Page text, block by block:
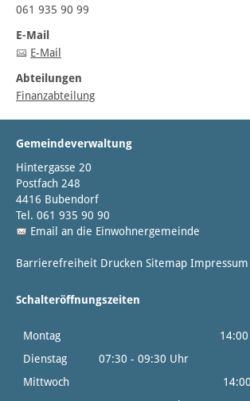
061 935 90 99
E-Mail
E-Mail
Abteilungen
Finanzabteilung
Gemeindeverwaltung
Hintergasse 20
Postfach 248
4416 Bubendorf
Tel. 061 935 90 90
Email an die Einwohnergemeinde
Barrierefreiheit Drucken Sitemap Impressum
Schalteröffnungszeiten
Montag
14:00 -
Dienstag
07:30 - 09:30 Uhr
Mittwoch
14:00 -